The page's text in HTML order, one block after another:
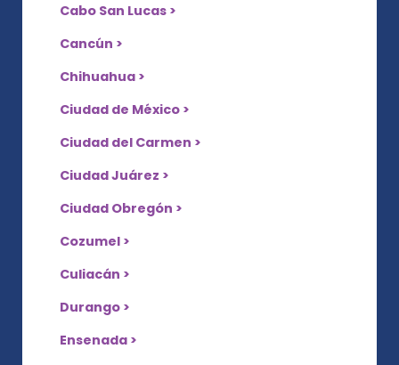
Cabo San Lucas >
Cancún >
Chihuahua >
Ciudad de México >
Ciudad del Carmen >
Ciudad Juárez >
Ciudad Obregón >
Cozumel >
Culiacán >
Durango >
Ensenada >